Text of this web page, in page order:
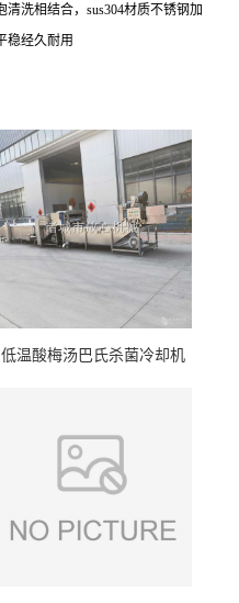
清洗相结合，sus304材质不锈钢加
稳经久耐用
低温酸梅汤巴氏杀菌冷却机